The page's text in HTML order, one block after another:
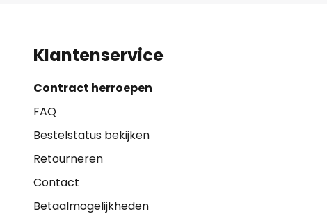
Klantenservice
Contract herroepen
FAQ
Bestelstatus bekijken
Retourneren
Contact
Betaalmogelijkheden